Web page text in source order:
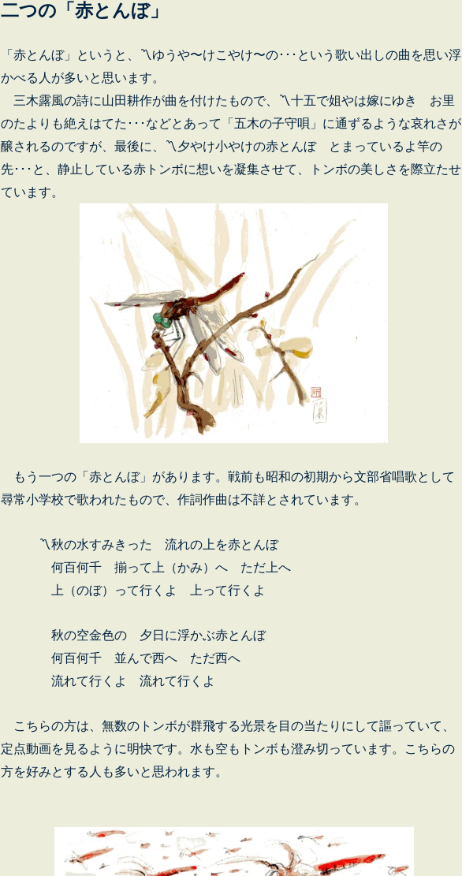
二つの「赤とんぼ」
「赤とんぼ」というと、〽ゆうや〜けこやけ〜の･･･という歌い出しの曲を思い浮
かべる人が多いと思います。
三木露風の詩に山田耕作が曲を付けたもので、〽十五で姐やは嫁にゆき お里
のたよりも絶えはてた･･･などとあって「五木の子守唄」に通ずるような哀れさが
醸されるのですが、最後に、〽夕やけ小やけの赤とんぼ とまっているよ竿の
先･･･と、静止している赤トンボに想いを凝集させて、トンボの美しさを際立たせ
ています。
もう一つの「赤とんぼ」があります。戦前も昭和の初期から文部省唱歌として
尋常小学校で歌われたもので、作詞作曲は不詳とされています。
〽秋の水すみきった 流れの上を赤とんぼ
何百何千 揃って上（かみ）へ ただ上へ
上（のぼ）って行くよ 上って行くよ
秋の空金色の 夕日に浮かぶ赤とんぼ
何百何千 並んで西へ ただ西へ
流れて行くよ 流れて行くよ
こちらの方は、無数のトンボが群飛する光景を目の当たりにして謳っていて、
定点動画を見るように明快です。水も空もトンボも澄み切っています。こちらの
方を好みとする人も多いと思われます。